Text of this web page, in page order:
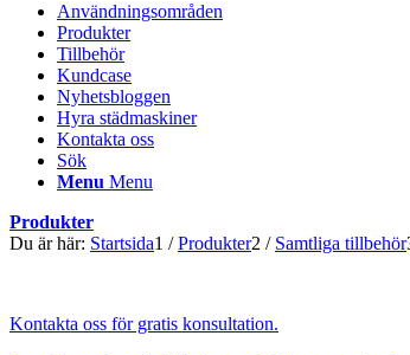
Användningsområden
Produkter
Tillbehör
Kundcase
Nyhetsbloggen
Hyra städmaskiner
Kontakta oss
Sök
Menu Menu
Produkter
Du är här: Startsida1 / Produkter2 / Samtliga tillbehör
Kontakta oss för gratis konsultation.